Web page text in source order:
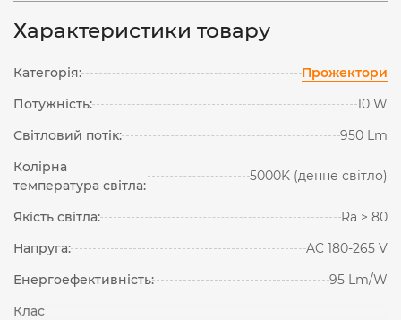
Характеристики товару
Категорія:
Прожектори
Потужність:
10 W
Світловий потік:
950 Lm
Колірна
температура світла:
5000K (денне світло)
Якість світла:
Ra > 80
Напруга:
AC 180-265 V
Енергоефективність:
95 Lm/W
Клас